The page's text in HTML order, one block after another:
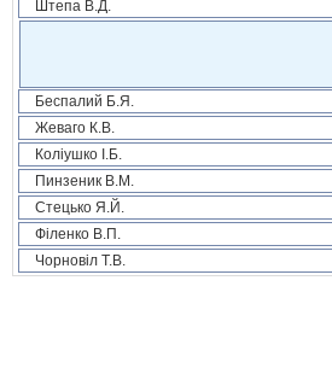
Штепа В.Д.
Беспалий Б.Я.
Жеваго К.В.
Коліушко І.Б.
Пинзеник В.М.
Стецько Я.Й.
Філенко В.П.
Чорновіл Т.В.